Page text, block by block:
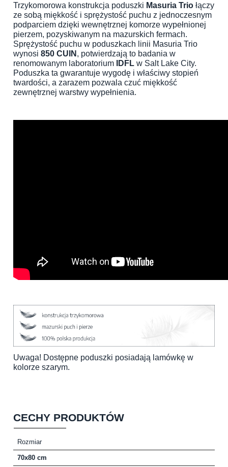
Trzykomorowa konstrukcja poduszki Masuria Trio łączy
ze sobą miękkość i sprężystość puchu z jednoczesnym
podparciem dzięki wewnętrznej komorze wypełnionej
pierzem, pozyskiwanym na mazurskich fermach.
Sprężystość puchu w poduszkach linii Masuria Trio
wynosi 850 CUIN , potwierdzają to badania w
renomowanym laboratorium
IDFL w Salt Lake City.
Poduszka ta gwarantuje wygodę i właściwy stopień
twardości, a zarazem pozwala czuć miękkość
zewnętrznej warstwy wypełnienia.
Uwaga! Dostępne poduszki posiadają lamówkę w
kolorze szarym.
CECHY PRODUKTÓW
Rozmiar
70x80 cm